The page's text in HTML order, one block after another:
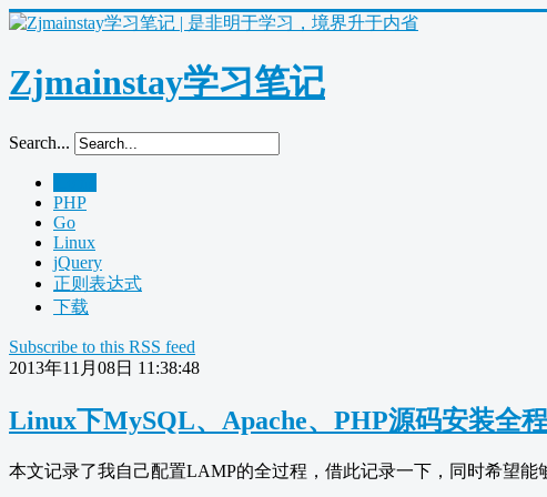
Zjmainstay学习笔记
Search...
PHP
Go
Linux
jQuery
正则表达式
下载
Subscribe to this RSS feed
2013年11月08日 11:38:48
Linux下MySQL、Apache、PHP源码安装全程
本文记录了我自己配置LAMP的全过程，借此记录一下，同时希望